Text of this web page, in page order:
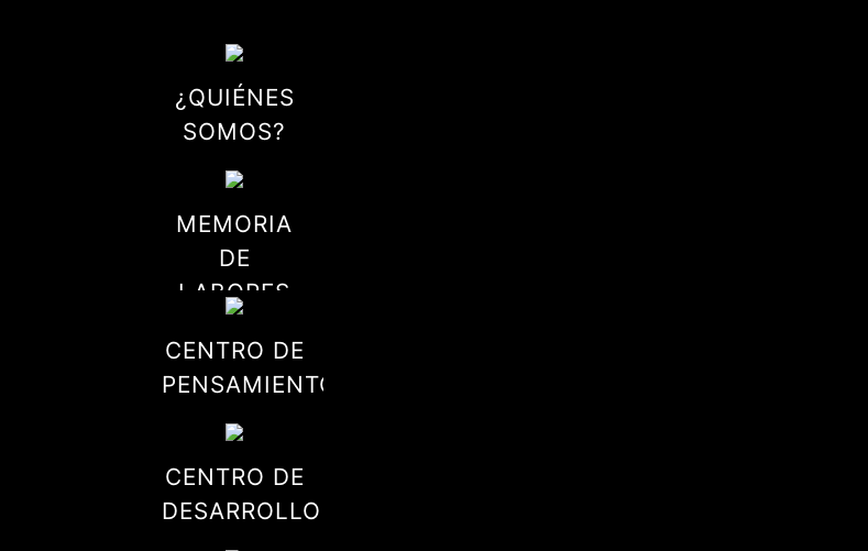
¿QUIÉNES
SOMOS?
MEMORIA
DE
LABORES
CENTRO DE
PENSAMIENTO
CENTRO DE
DESARROLLO